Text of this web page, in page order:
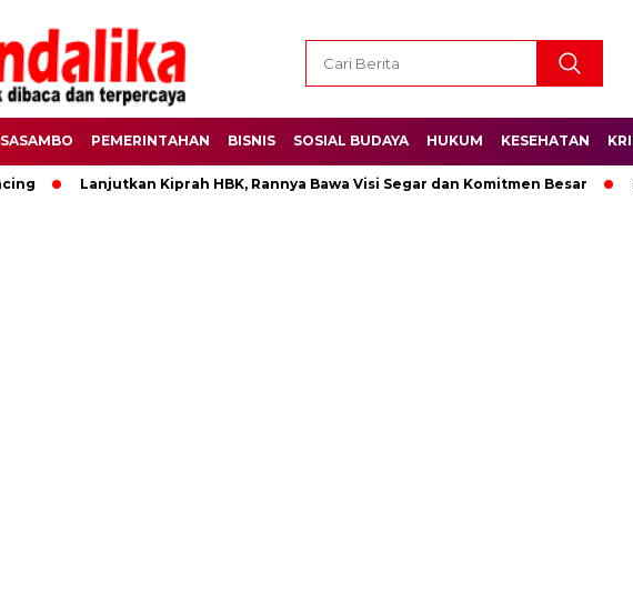
SASAMBO PEMERINTAHAN BISNIS SOSIAL BUDAYA HUKUM KESEHATAN
Lanjutkan Kiprah HBK, Rannya Bawa Visi Segar dan Komitmen Besar Ratusan